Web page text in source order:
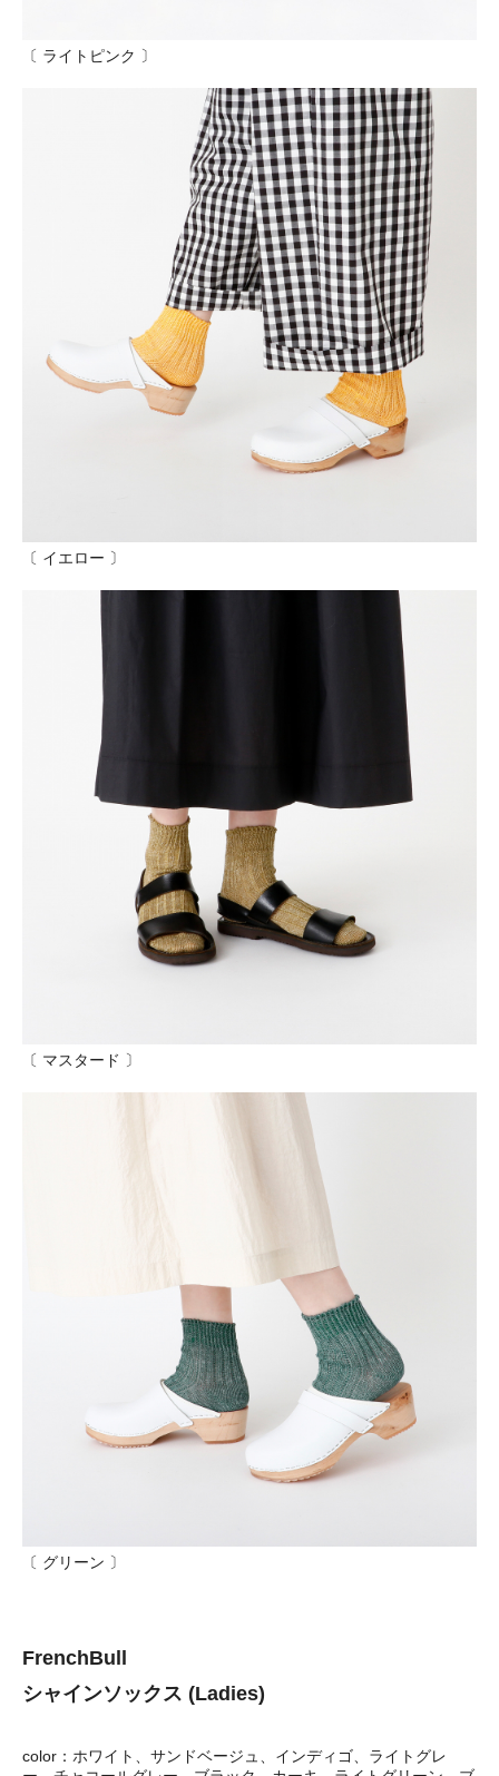
〔 ライトピンク 〕
〔 イエロー 〕
〔 マスタード 〕
〔 グリーン 〕
FrenchBull
シャインソックス (Ladies)
color：ホワイト、サンドベージュ、インディゴ、ライトグレ